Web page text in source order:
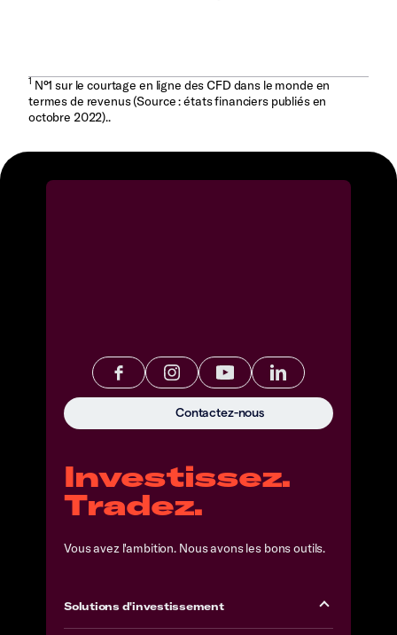
1N°1 sur le courtage en ligne des CFD dans le monde en
termes de revenus (Source : états financiers publiés en
octobre 2022)..
Investissez.
Tradez.
Vous avez l'ambition. Nous avons les bons outils.
Solutions d'investissement